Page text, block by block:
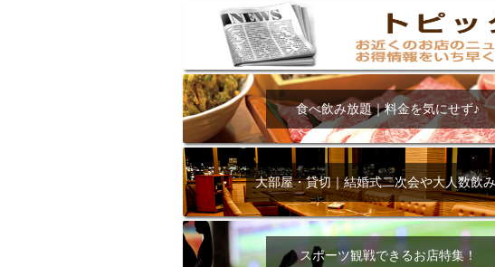
ソファー
激辛料理 石垣牛
ファーストフード
スペシャルデ
スクリーン
スペインバル・イタ
カニ
カフェ ジビエ 安里
餃子
キリン 分煙 少人数
ホッピー
焼肉 電気ブラン
マイク
サッポロ 昼宴会
市立病院前駅周辺
中華 お好
綺麗orお洒落なトイレ
ランチバ
クラフトビール
鉄板焼き 幹事
食べ飲み放題｜料金を気にせず♪
大部屋・貸切｜結婚式二次会や大人数飲
スポーツ観戦できるお店特集！